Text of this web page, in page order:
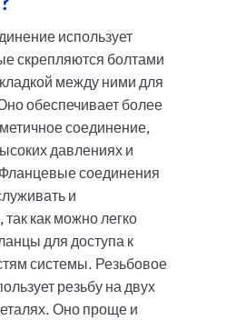
использует
скрепляются болтами
между ними для
обеспечивает более
соединение,
давлениях и
соединения
и
как можно легко
для доступа к
системы. Резьбовое
резьбу на двух
Оно проще и